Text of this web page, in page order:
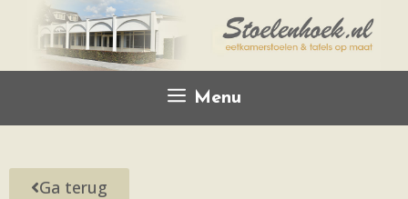
Menu
Ga terug